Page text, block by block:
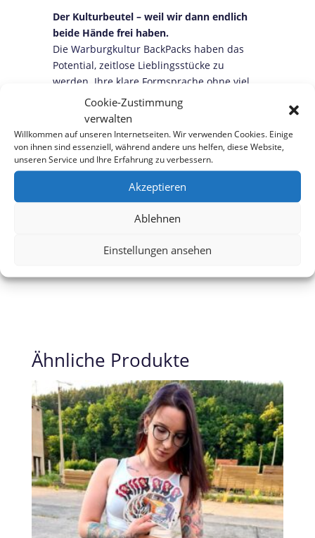
Cookie-Zustimmung
verwalten
Willkommen auf unseren Internetseiten. Wir verwenden Cookies. Einige
von ihnen sind essenziell, während andere uns helfen, diese Website,
unseren Service und Ihre Erfahrung zu verbessern.
Akzeptieren
Ablehnen
Einstellungen ansehen
Der Kulturbeutel – weil wir dann endlich
beide Hände frei haben.
Die WarburgkulturBackPacks haben das
Potential, zeitlose Lieblingsstücke zu
werden. Ihre klare Formsprache ohne viel
Chicki, aber mit dem exlusiven Fotomotiven
unserer Kalendergirls bringen Dir
WartburgKultur mit Tragekomfort.
Unsere Kulturbeutel gibt es in 2
Farbvarianten. Ihr könnt aus aus schwarz
oder weiß wählen. Um möglichst lange
Freude an den BackPacks zu haben,
vermeidet bitte den Kontakt mit rauen,
Maße 35 cm x 45 cm (Breite x Länge)
Ähnliche Produkte